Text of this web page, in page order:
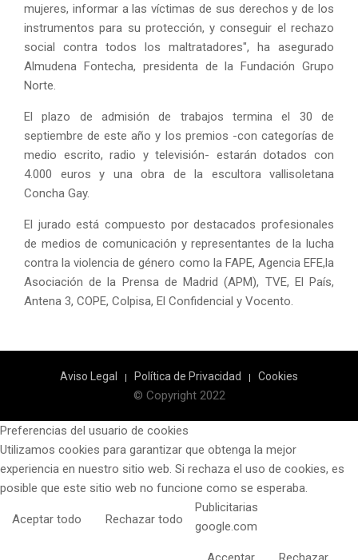
mujeres, informar a las víctimas de sus derechos y de los
instrumentos para su protección, y conseguir el rechazo
social contra todos los maltratadores", ha asegurado
Almudena Fontecha, presidenta de la Fundación Grupo
Norte.
El plazo de admisión de trabajos termina el 30 de
septiembre de este año y los premios -con categorías de
medio escrito, radio y televisión- estarán dotados con
4.000 euros y una obra de la escultora vallisoletana
Concha Gay.
El jurado está compuesto por destacados profesionales
de medios de comunicación y representantes de la lucha
contra la violencia de género como la FAPE, Agencia EFE,la
Asociación de la Prensa de Madrid (APM), TVE, El País,
Antena 3, COPE, Colpisa, El Confidencial y Vocento.
Aviso Legal Política de Privacidad Cookies
© Copyright 2022
Preferencias del usuario de cookies
Utilizamos cookies para garantizar que obtenga la mejor
experiencia en nuestro sitio web. Si rechaza el uso de cookies, es
posible que este sitio web no funcione como se esperaba.
Aceptar todo Rechazar todo
Publicitarias
google.com